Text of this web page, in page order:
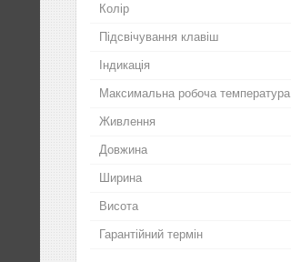
Колір
Підсвічування клавіш
Індикація
Максимальна робоча температура
Живлення
Довжина
Ширина
Висота
Гарантійний термін